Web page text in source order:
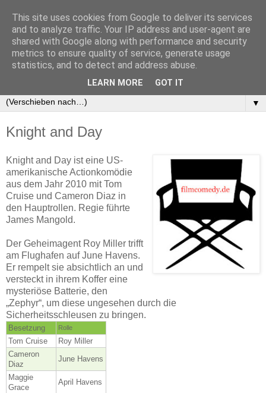
▼
Knight and Day
Knight and Day ist eine US-
amerikanische Actionkomödie
aus dem Jahr 2010 mit Tom
Cruise und Cameron Diaz in
den Hauptrollen. Regie führte
James Mangold.
Der Geheimagent Roy Miller trifft
am Flughafen auf June Havens.
Er rempelt sie absichtlich an und
versteckt in ihrem Koffer eine
mysteriöse Batterie, den
„Zephyr“, um diese ungesehen durch die
Sicherheitsschleusen zu bringen.
Besetzung Rolle
Tom Cruise
Roy Miller
Cameron
Diaz
June Havens
Maggie
Grace
April Havens
This site uses cookies from Google to deliver its services
and to analyze traffic. Your IP address and user-agent are
shared with Google along with performance and security
metrics to ensure quality of service, generate usage
statistics, and to detect and address abuse.
LEARN MORE GOT IT